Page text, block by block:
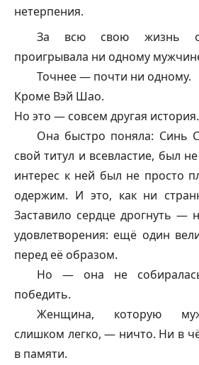
нетерпения.
За всю свою жизнь
проигрывала ни одному
Точнее — почти ни одному.
Кроме Вэй Шао.
Но это — совсем другая история.
Она быстро поняла: Синь
свой титул и всевластие, был
интерес к ней был не просто
одержим. И это, как ни
Заставило сердце дрогнуть —
удовлетворения: ещё один
перед её образом.
Но — она не
победить.
Женщина, которую
слишком легко, — ничто. Ни в
в памяти.